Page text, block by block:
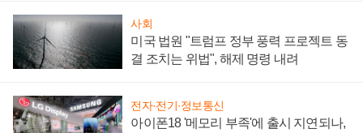
사회
미국 법원 "트럼프 정부 풍력 프로젝트 동
결 조치는 위법", 해제 명령 내려
전자·전기·정보통신
아이폰18 '메모리 부족'에 출시 지연되나,